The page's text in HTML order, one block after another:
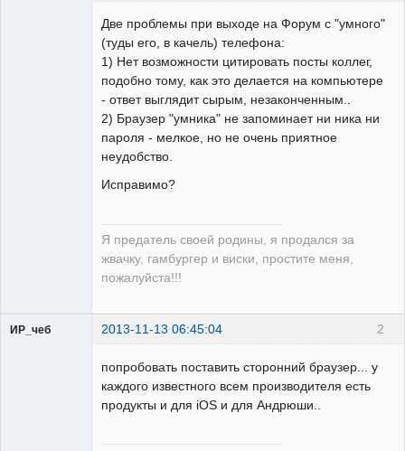
Две проблемы при выходе на Форум с "умного"
(туды его, в качель) телефона:
1) Нет возможности цитировать посты коллег,
подобно тому, как это делается на компьютере
- ответ выглядит сырым, незаконченным..
2) Браузер "умника" не запоминает ни ника ни
пароля - мелкое, но не очень приятное
неудобство.
Исправимо?
Я предатель своей родины, я продался за
жвачку, гамбургер и виски, простите меня,
пожалуйста!!!
2
ИР_чеб 2013-11-13 06:45:04
попробовать поставить сторонний браузер... у
каждого известного всем производителя есть
продукты и для iOS и для Андрюши..